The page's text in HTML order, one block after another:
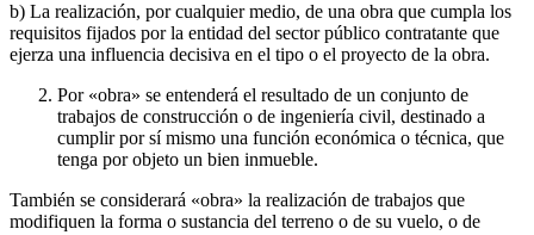
b) La realización, por cualquier medio, de una obra que cumpla los
requisitos fijados por la entidad del sector público contratante que
ejerza una influencia decisiva en el tipo o el proyecto de la obra.
Por «obra» se entenderá el resultado de un conjunto de
trabajos de construcción o de ingeniería civil, destinado a
cumplir por sí mismo una función económica o técnica, que
tenga por objeto un bien inmueble.
También se considerará «obra» la realización de trabajos que
modifiquen la forma o sustancia del terreno o de su vuelo, o de